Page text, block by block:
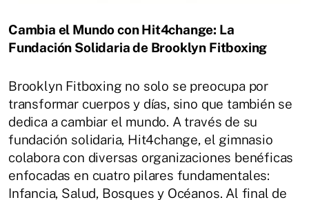
Cambia el Mundo con Hit4change: La
Fundación Solidaria de Brooklyn Fitboxing
Brooklyn Fitboxing no solo se preocupa por
transformar cuerpos y días, sino que también se
dedica a cambiar el mundo. A través de su
fundación solidaria, Hit4change, el gimnasio
colabora con diversas organizaciones benéficas
enfocadas en cuatro pilares fundamentales:
Infancia, Salud, Bosques y Océanos. Al final de